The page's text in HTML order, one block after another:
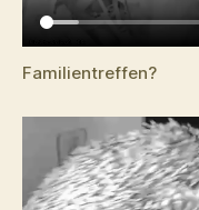
Familientreffen?